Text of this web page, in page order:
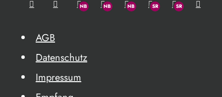
AGB
Datenschutz
Impressum